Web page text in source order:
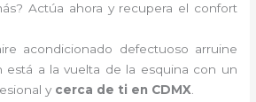
Actúa ahora y recupera el confort
acondicionado defectuoso arruine
está a la vuelta de la esquina con un
y cerca de ti en CDMX.